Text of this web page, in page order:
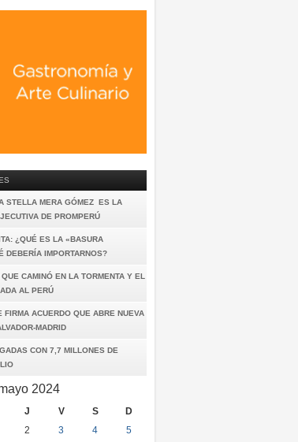
STELLA MERA GÓMEZ ES LA
DE PROMPERÚ
¿QUÉ ES LA «BASURA
DEBERÍA IMPORTARNOS?
CAMINÓ EN LA TORMENTA Y EL
AL PERÚ
FIRMA ACUERDO QUE ABRE NUEVA
MADRID
CON 7,7 MILLONES DE
2024
J V S
D
2 3 4
5